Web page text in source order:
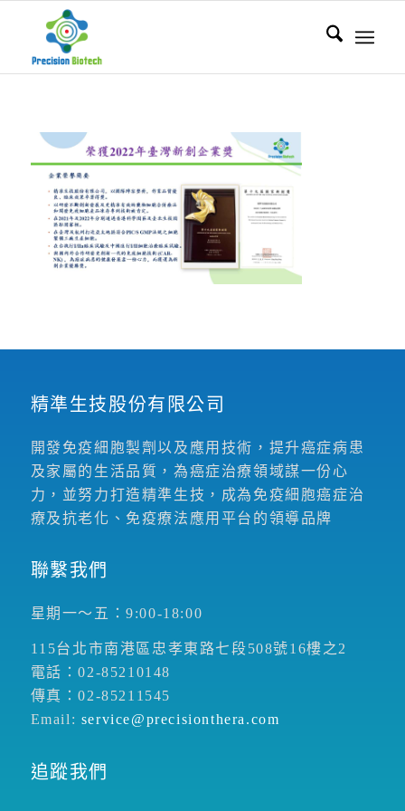
精準生技股份有限公司
開發免疫細胞製劑以及應用技術，提升癌症病患
及家屬的生活品質，為癌症治療領域謀一份心
力，並努力打造精準生技，成為免疫細胞癌症治
療及抗老化、免疫療法應用平台的領導品牌
聯繫我們
星期一～五：9:00-18:00
115台北市南港區忠孝東路七段508號16樓之2
電話：02-85210148
傳真：02-85211545
Email: service@precisionthera.com
追蹤我們